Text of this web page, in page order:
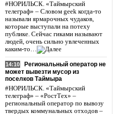
#НОРИЛЬСК. «Таймырский
телеграф» – Словом geek когда-то
называли ярмарочных чудаков,
которые выступали на потеху
публике. Сейчас гиками называют
людей, очень сильно увлеченных
каким-то…
14:10
Региональный оператор не
может вывезти мусор из
поселков Таймыра
#НОРИЛЬСК. «Таймырский
телеграф» – «РостТех» –
региональный оператор по вывозу
твердых коммунальных отходов –